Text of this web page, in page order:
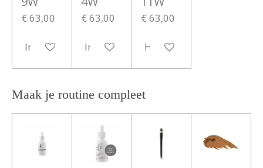
€ 63,00
In winkelwagen
€ 63,00
In winkelwagen
€ 63,00
Houd mij op de hoogte
Maak je routine compleet